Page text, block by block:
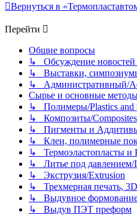
Вернуться в
Перейти
Общие вопросы
↳ Обсуждение новостей
↳ Выставки,
↳ Административный/
Сырье и основные методы
↳ Полимеры/Plastics and
↳ Композиты/Сomposites
↳ Пигменты и Аддитивы
↳ Клеи, полимерные
↳ Термоэластопласты и
↳ Литье под давлением/
↳ Экструзия/Extrusion
↳ Трехмерная печать,
↳ Выдувное
↳ Выдув ПЭТ преформ